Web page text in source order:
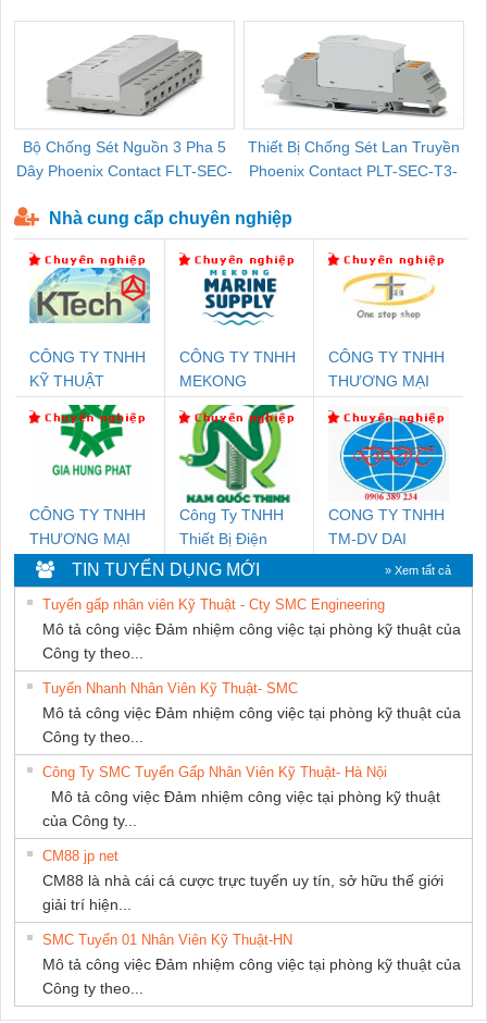
Bộ Chống Sét Nguồn 3 Pha 5
Dây Phoenix Contact FLT-SEC-
Thiết Bị Chống Sét Lan Truyền
Phoenix Contact PLT-SEC-T3-
Nhà cung cấp chuyên nghiệp
CÔNG TY TNHH
KỸ THUẬT
KTECH VIỆT
NAM
CÔNG TY TNHH
MEKONG
MARINE
SUPPLY
CÔNG TY TNHH
THƯƠNG MẠI
NAM
CÔNG TY TNHH
THƯƠNG MẠI
DỊCH VỤ KỸ
THUẬT ĐIỆN CƠ
GIA HƯNG PHÁT
Công Ty TNHH
Thiết Bị Điện
Nam Quốc Thịnh
CONG TY TNHH
TM-DV DAI
DONG THANH
TIN TUYỂN DỤNG MỚI » Xem tất cả
Tuyển gấp nhân viên Kỹ Thuật - Cty SMC Engineering
Mô tả công việc Đảm nhiệm công việc tại phòng kỹ thuật của
Công ty theo...
Tuyển Nhanh Nhân Viên Kỹ Thuật- SMC
Mô tả công việc Đảm nhiệm công việc tại phòng kỹ thuật của
Công ty theo...
Công Ty SMC Tuyển Gấp Nhân Viên Kỹ Thuật- Hà Nội
Mô tả công việc Đảm nhiệm công việc tại phòng kỹ thuật
của Công ty...
CM88 jp net
CM88 là nhà cái cá cược trực tuyến uy tín, sở hữu thế giới
giải trí hiện...
SMC Tuyển 01 Nhân Viên Kỹ Thuật-HN
Mô tả công việc Đảm nhiệm công việc tại phòng kỹ thuật của
Công ty theo...